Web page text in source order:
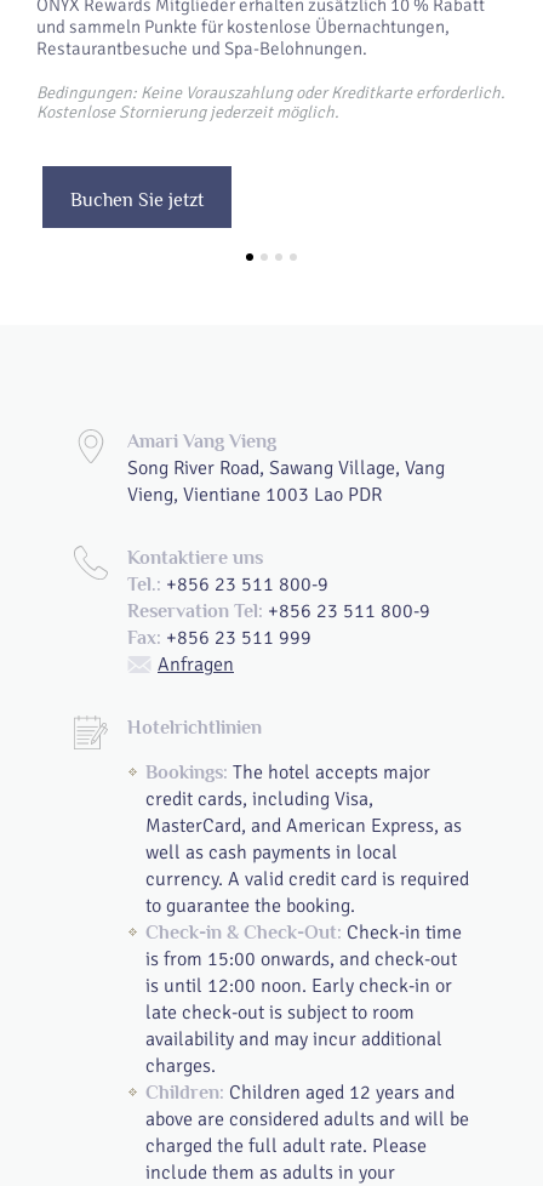
ONYX Rewards Mitglieder erhalten zusätzlich 10 % Rabatt
und sammeln Punkte für kostenlose Übernachtungen,
Restaurantbesuche und Spa-Belohnungen.
Bedingungen: Keine Vorauszahlung oder Kreditkarte erforderlich.
Kostenlose Stornierung jederzeit möglich.
Buchen Sie jetzt
Amari Vang Vieng
Song River Road, Sawang Village, Vang
Vieng, Vientiane 1003 Lao PDR
Kontaktiere uns
Tel.: +856 23 511 800-9
Reservation Tel: +856 23 511 800-9
Fax: +856 23 511 999
Anfragen
Hotelrichtlinien
Bookings: The hotel accepts major
credit cards, including Visa,
MasterCard, and American Express, as
well as cash payments in local
currency. A valid credit card is required
to guarantee the booking.
Check-in & Check-Out: Check-in time
is from 15:00 onwards, and check-out
is until 12:00 noon. Early check-in or
late check-out is subject to room
availability and may incur additional
charges.
Children: Children aged 12 years and
above are considered adults and will be
charged the full adult rate. Please
include them as adults in your